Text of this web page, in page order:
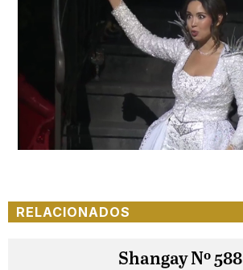
Unmute Loaded:
25.99%
RELACIONADOS
Shangay Nº 588